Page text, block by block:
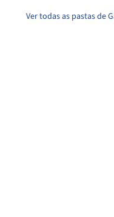
Ver todas as pastas de